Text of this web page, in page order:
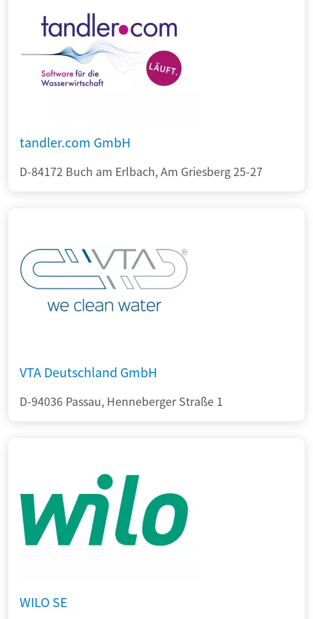
tandler.com GmbH
D-84172 Buch am Erlbach, Am Griesberg 25-27
VTA Deutschland GmbH
D-94036 Passau, Henneberger Straße 1
WILO SE